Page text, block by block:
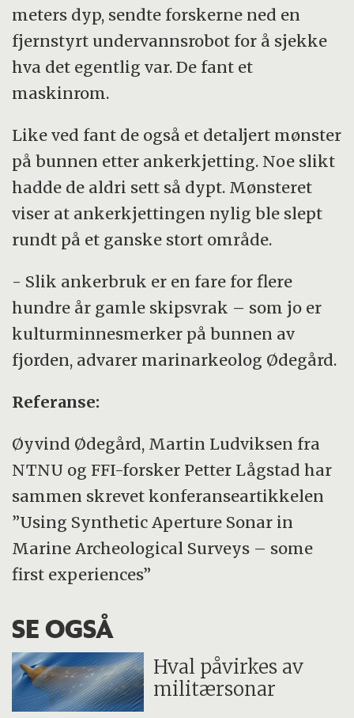
meters dyp, sendte forskerne ned en
fjernstyrt undervannsrobot for å sjekke
hva det egentlig var. De fant et
maskinrom.
Like ved fant de også et detaljert mønster
på bunnen etter ankerkjetting. Noe slikt
hadde de aldri sett så dypt. Mønsteret
viser at ankerkjettingen nylig ble slept
rundt på et ganske stort område.
- Slik ankerbruk er en fare for flere
hundre år gamle skipsvrak – som jo er
kulturminnesmerker på bunnen av
fjorden, advarer marinarkeolog Ødegård.
Referanse:
Øyvind Ødegård, Martin Ludviksen fra
NTNU og FFI-forsker Petter Lågstad har
sammen skrevet konferanseartikkelen
”Using Synthetic Aperture Sonar in
Marine Archeological Surveys – some
first experiences”
SE OGSÅ
Hval påvirkes av
militærsonar